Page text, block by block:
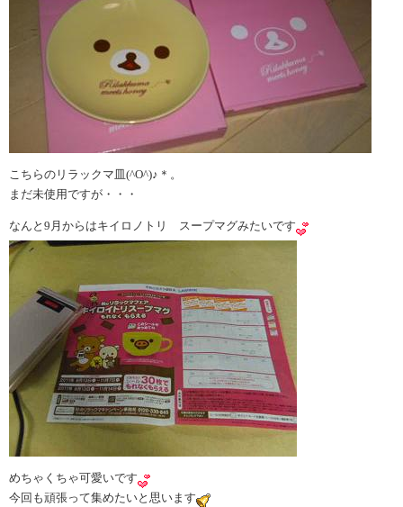
こちらのリラックマ皿(^O^)♪＊。
まだ未使用ですが・・・
なんと9月からはキイロノトリ スープマグみたいです
めちゃくちゃ可愛いです
今回も頑張って集めたいと思います